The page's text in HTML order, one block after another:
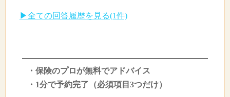
▶全ての回答履歴を見る(1件)
・保険のプロが無料でアドバイス
・1分で予約完了（必須項目3つだけ）